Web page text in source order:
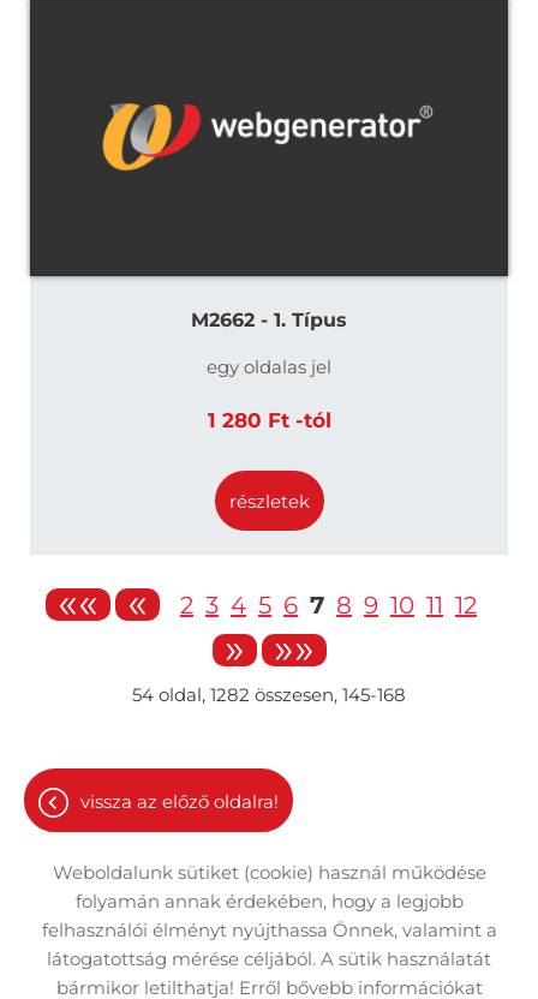
M2662 - 1. Típus
egy oldalas jel
1 280 Ft -tól
részletek
«« « 2 3 4 5 6 7 8 9 10 11 12
» »»
54 oldal, 1282 összesen, 145-168
vissza az előző oldalra!
Oldal információk
Adatkezelési tájékoztató
Weboldalunk sütiket (cookie) használ működése
folyamán annak érdekében, hogy a legjobb
felhasználói élményt nyújthassa Önnek, valamint a
látogatottság mérése céljából. A sütik használatát
bármikor letilthatja! Erről bővebb információkat